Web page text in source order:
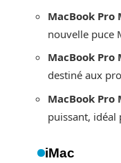
MacBook Pro
nouvelle puce
MacBook Pro
destiné aux
MacBook Pro
puissant, idéal
iMac